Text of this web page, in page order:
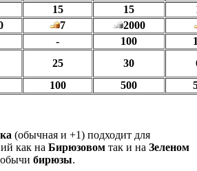
15 15
7
2000
- 100
25 30
100 500
(обычная и +1) подходит для
как на Бирюзовом так и на Зеленом
бирюзы.